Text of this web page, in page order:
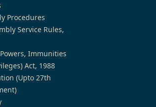
Procedures
Service Rules,
Immunities
Act, 1988
(Upto 27th